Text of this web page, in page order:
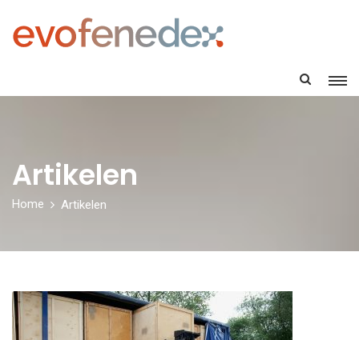
Artikelen
Home Artikelen